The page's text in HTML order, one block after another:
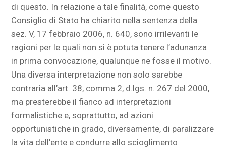
di questo. In relazione a tale finalità, come questo
Consiglio di Stato ha chiarito nella sentenza della
sez. V, 17 febbraio 2006, n. 640, sono irrilevanti le
ragioni per le quali non si è potuta tenere l’adunanza
in prima convocazione, qualunque ne fosse il motivo.
Una diversa interpretazione non solo sarebbe
contraria all’art. 38, comma 2, d.lgs. n. 267 del 2000,
ma presterebbe il fianco ad interpretazioni
formalistiche e, soprattutto, ad azioni
opportunistiche in grado, diversamente, di paralizzare
la vita dell’ente e condurre allo scioglimento